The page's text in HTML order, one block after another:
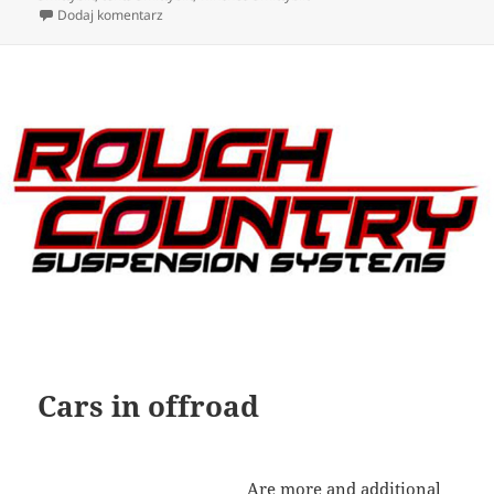
Dodaj komentarz
Cars in offroad
Are more and additional